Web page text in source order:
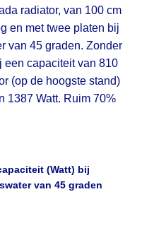
radiator, van 100 cm
en met twee platen bij
van 45 graden. Zonder
een capaciteit van 810
(op de hoogste stand)
1387 Watt. Ruim 70%
(Watt) bij
van 45 graden